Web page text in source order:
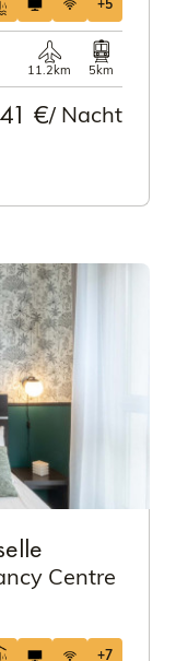
+5
11.2km 5km
41 €/ Nacht
Centre
+7